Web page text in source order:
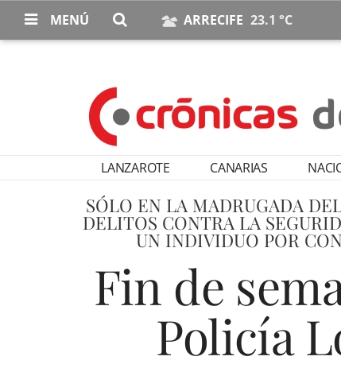
MENÚ ARRECIFE 23.1 °C
LANZAROTE CANARIAS
SÓLO EN LA MADRUGADA
DELITOS CONTRA LA
UN INDIVIDUO POR
Fin de
Policía